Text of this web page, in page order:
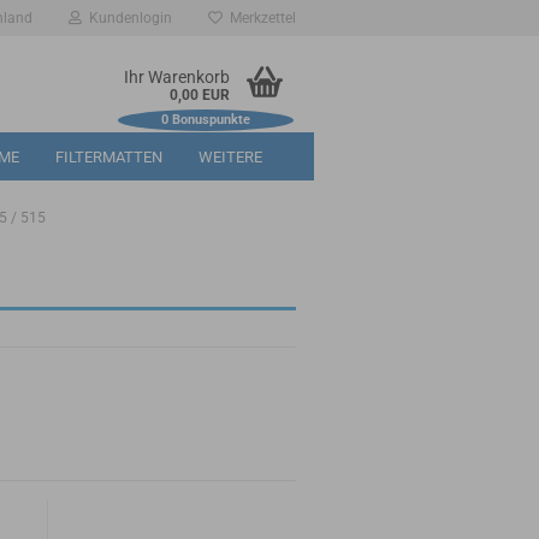
Kundenlogin Merkzettel
Ihr Warenkorb
0,00 EUR
0Bonuspunkte
FILTERMATTEN WEITERE
/ 515